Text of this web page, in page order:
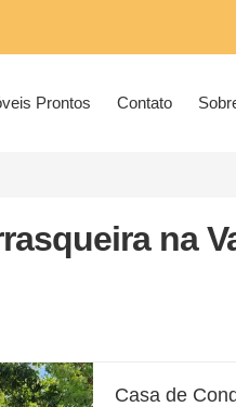
Prontos Contato
na
Casa de